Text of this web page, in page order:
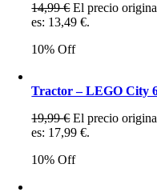
14,99€ El precio
es: 13,49 €.
10% Off
Tractor – LEGO City
19,99€ El precio
es: 17,99 €.
10% Off